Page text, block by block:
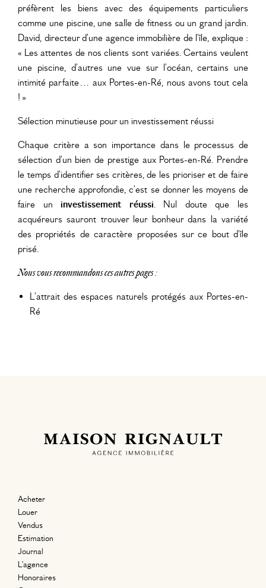
préfèrent les biens avec des équipements particuliers
comme une piscine, une salle de fitness ou un grand jardin.
David, directeur d’une agence immobilière de l’île, explique :
« Les attentes de nos clients sont variées. Certains veulent
une piscine, d’autres une vue sur l’océan, certains une
intimité parfaite… aux Portes-en-Ré, nous avons tout cela
! »
Sélection minutieuse pour un investissement réussi
Chaque critère a son importance dans le processus de
sélection d’un bien de prestige aux Portes-en-Ré. Prendre
le temps d’identifier ses critères, de les prioriser et de faire
une recherche approfondie, c’est se donner les moyens de
faire uninvestissement réussi. Nul doute que les
acquéreurs sauront trouver leur bonheur dans la variété
des propriétés de caractère proposées sur ce bout d’île
prisé.
Nous vous recommandons ces autres pages :
L’attrait des espaces naturels protégés aux Portes-en-
Ré
Acheter
Louer
Vendus
Estimation
Journal
L’agence
Honoraires